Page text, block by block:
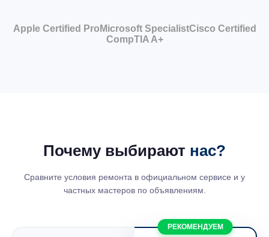
Apple Certified Pro Microsoft SpecialistCisco Certified
CompTIA A+
Почему выбирают нас?
Сравните условия ремонта в официальном сервисе и у
частных мастеров по объявлениям.
РЕКОМЕНДУЕМ